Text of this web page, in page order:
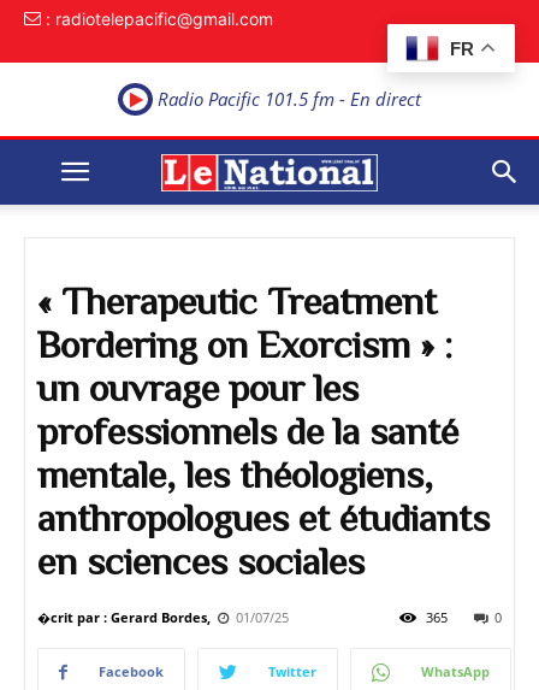
FR
: radiotelepacific@gmail.com
Radio Pacific 101.5 fm - En direct
« Therapeutic Treatment
Bordering on Exorcism » :
un ouvrage pour les
professionnels de la santé
mentale, les théologiens,
anthropologues et étudiants
en sciences sociales
�crit par : Gerard Bordes, 01/07/25 0
365
Facebook Twitter WhatsApp